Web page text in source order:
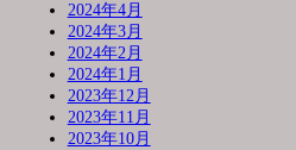
2024年4月
2024年3月
2024年2月
2024年1月
2023年12月
2023年11月
2023年10月